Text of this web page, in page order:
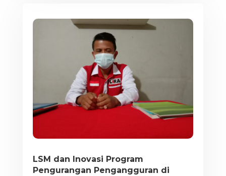
LSM dan Inovasi Program
Pengurangan Pengangguran di